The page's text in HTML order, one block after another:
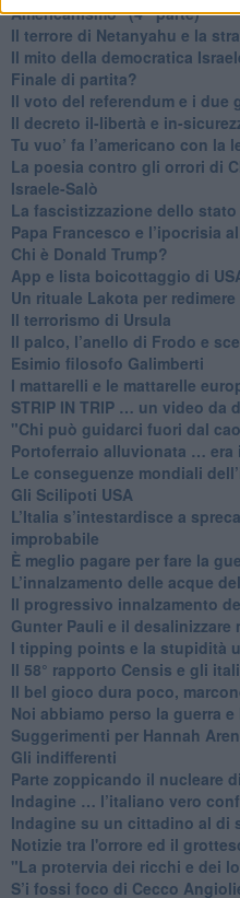
Americanismo" (4^ parte)
​Il terrore di Netanyahu e la
Il mito della democratica
​Finale di partita?
​Il voto del referendum e i due
Il decreto il-libertà e in-
Tu vuo’ fa l’americano con la
La poesia contro gli orrori di
Israele-Salò
​La fascistizzazione dello
Papa Francesco e l’ipocrisia
​Chi è Donald Trump?
App e lista boicottaggio di
​Un rituale Lakota per
Il terrorismo di Ursula
​Il palco, l’anello di Frodo e
Esimio filosofo Galimberti
​I mattarelli e le mattarelle
​STRIP IN TRIP … un video da
"Chi può guidarci fuori dal
​Portoferraio alluvionata … era
Le conseguenze mondiali
​Gli Scilipoti USA
L’Italia s’intestardisce a
improbabile
È meglio pagare per fare la
​L’innalzamento delle acque
​Il progressivo innalzamento
​Gunter Pauli e il desalinizzare
I tipping points e la stupidità
​Il 58° rapporto Censis e gli
​Il bel gioco dura poco,
Noi abbiamo perso la guerra e
Suggerimenti per Hannah
​Gli indifferenti
Parte zoppicando il nucleare
​Indagine … l’italiano vero
Indagine su un cittadino al di
Notizie tra l'orrore ed il
"La protervia dei ricchi e dei
S’i fossi foco di Cecco